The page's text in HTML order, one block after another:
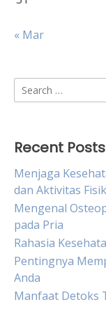
« Mar
Search
for:
Recent Posts
Menjaga
dan Aktivitas Fisik
Mengenal
pada Pria
Rahasia
Pentingnya
Anda
Manfaat Detoks